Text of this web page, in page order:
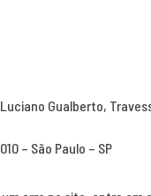
Gualberto,
– São Paulo – SP